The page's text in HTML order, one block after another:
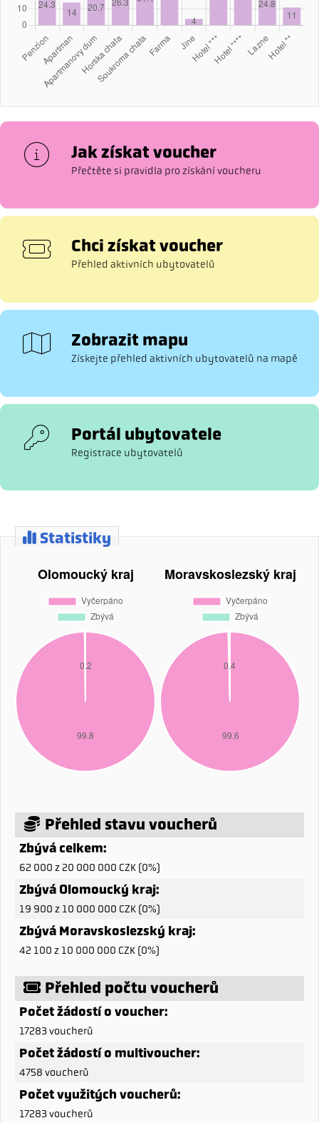
Jak získat voucher
Přečtěte si pravidla pro získání voucheru
Chci získat voucher
Přehled aktivních ubytovatelů
Zobrazit mapu
Získejte přehled aktivních ubytovatelů na mapě
Portál ubytovatele
Registrace ubytovatelů
Statistiky
Přehled stavu voucherů
Zbývá celkem:
62 000 z 20 000 000 CZK (0%)
Zbývá Olomoucký kraj:
19 900 z 10 000 000 CZK (0%)
Zbývá Moravskoslezský kraj:
42 100 z 10 000 000 CZK (0%)
Přehled počtu voucherů
Počet žádostí o voucher:
17283 voucherů
Počet žádostí o multivoucher:
4758 voucherů
Počet využitých voucherů:
17283 voucherů